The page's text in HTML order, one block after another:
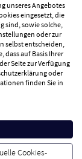
unseres Angebotes
eingesetzt, die
sind, sowie solche,
oder zur
selbst entscheiden,
dass auf Basis Ihrer
Seite zur Verfügung
oder
finden Sie in
Cookies-